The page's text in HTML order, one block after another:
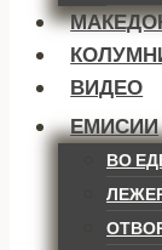
ВИДЕО
ЕМИСИИ
ВО